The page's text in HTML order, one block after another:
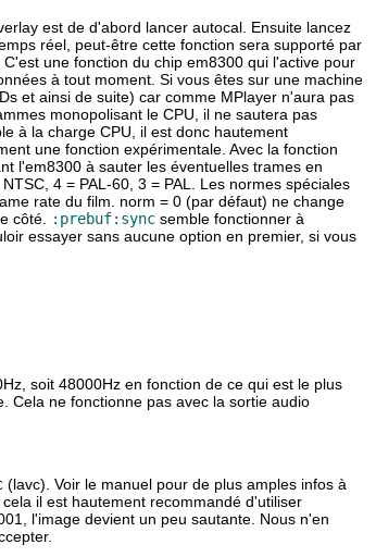
est de d'abord lancer autocal. Ensuite lancez
réel, peut-être cette fonction sera supporté par
une fonction du chip em8300 qui l'active pour
à tout moment. Si vous êtes sur une machine
et ainsi de suite) car comme MPlayer n'aura pas
monopolisant le CPU, il ne sautera pas
à la charge CPU, il est donc hautement
une fonction expérimentale. Avec la fonction
l'em8300 à sauter les éventuelles trames en
4 = PAL-60, 3 = PAL. Les normes spéciales
rate du film. norm = 0 (par défaut) ne change
côté. :prebuf:sync semble fonctionner à
essayer sans aucune option en premier, si vous
soit 48000Hz en fonction de ce qui est le plus
Cela ne fonctionne pas avec la sortie audio
(lavc). Voir le manuel pour de plus amples infos à
il est hautement recommandé d'utiliser
l'image devient un peu sautante. Nous n'en